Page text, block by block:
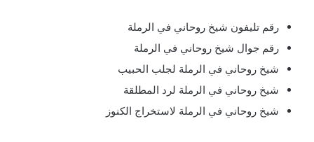
رقم تليفون شيخ روحاني في الرملة
رقم جوال شيخ روحاني في الرملة
شيخ روحاني في الرملة لجلب الحبيب
شيخ روحاني في الرملة لرد المطلقة
شيخ روحاني في الرملة لاستخراج الكنوز